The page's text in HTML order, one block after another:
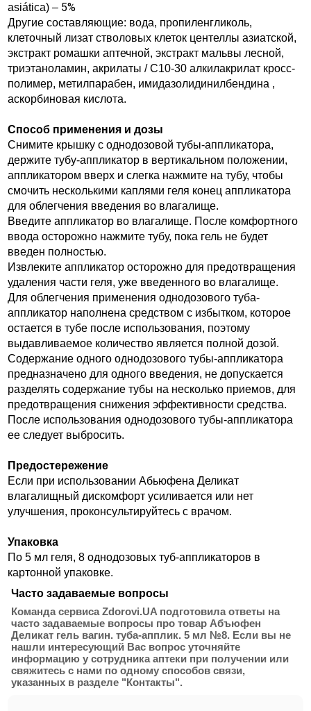
asiática) – 5%
Другие составляющие: вода, пропиленгликоль,
клеточный лизат стволовых клеток центеллы азиатской,
экстракт ромашки аптечной, экстракт мальвы лесной,
триэтаноламин, акрилаты / C10-30 алкилакрилат кросс-
полимер, метилпарабен, имидазолидинилбендина ,
аскорбиновая кислота.
Способ применения и дозы
Снимите крышку с однодозовой тубы-аппликатора,
держите тубу-аппликатор в вертикальном положении,
аппликатором вверх и слегка нажмите на тубу, чтобы
смочить несколькими каплями геля конец аппликатора
для облегчения введения во влагалище.
Введите аппликатор во влагалище. После комфортного
ввода осторожно нажмите тубу, пока гель не будет
введен полностью.
Извлеките аппликатор осторожно для предотвращения
удаления части геля, уже введенного во влагалище.
Для облегчения применения однодозового туба-
аппликатор наполнена средством с избытком, которое
остается в тубе после использования, поэтому
выдавливаемое количество является полной дозой.
Содержание одного однодозового тубы-аппликатора
предназначено для одного введения, не допускается
разделять содержание тубы на несколько приемов, для
предотвращения снижения эффективности средства.
После использования однодозового тубы-аппликатора
ее следует выбросить.
Предостережение
Если при использовании Абьюфена Деликат
влагалищный дискомфорт усиливается или нет
улучшения, проконсультируйтесь с врачом.
Упаковка
По 5 мл геля, 8 однодозовых туб-аппликаторов в
картонной упаковке.
Часто задаваемые вопросы
Команда сервиса Zdorovi.UA подготовила ответы на
часто задаваемые вопросы про товар Абъюфен
Деликат гель вагин. туба-апплик. 5 мл №8. Если вы не
нашли интересующий Вас вопрос уточняйте
информацию у сотрудника аптеки при получении или
свяжитесь с нами по одному способов связи,
указанных в разделе "Контакты".